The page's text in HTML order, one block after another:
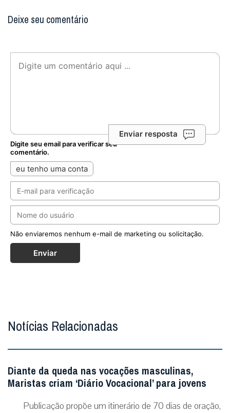
Deixe seu comentário
Enviar resposta
Digite seu email para verificar seu
comentário.
eu tenho uma conta
Não enviaremos nenhum e-mail de marketing ou solicitação.
Enviar
Notícias Relacionadas
Diante da queda nas vocações masculinas,
Maristas criam ‘Diário Vocacional’ para jovens
Publicação propõe um itinerário de 70 dias de oração,